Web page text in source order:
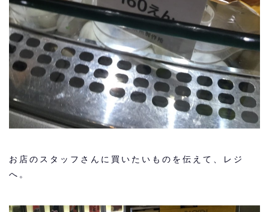
お店のスタッフさんに買いたいものを伝えて、レジ
へ。